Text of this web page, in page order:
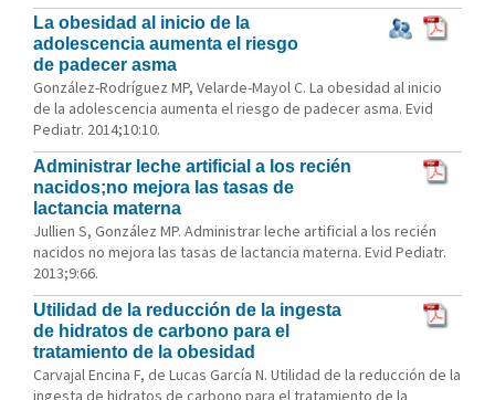
La obesidad al inicio de la
adolescencia aumenta el riesgo
de padecer asma
González-Rodríguez MP, Velarde-Mayol C. La obesidad al inicio
de la adolescencia aumenta el riesgo de padecer asma. Evid
Pediatr. 2014;10:10.
Administrar leche artificial a los recién
nacidos;no mejora las tasas de
lactancia materna
Jullien S, González MP. Administrar leche artificial a los recién
nacidos no mejora las tasas de lactancia materna. Evid Pediatr.
2013;9:66.
Utilidad de la reducción de la ingesta
de hidratos de carbono para el
tratamiento de la obesidad
Carvajal Encina F, de Lucas García N. Utilidad de la reducción de la
ingesta de hidratos de carbono para el tratamiento de la